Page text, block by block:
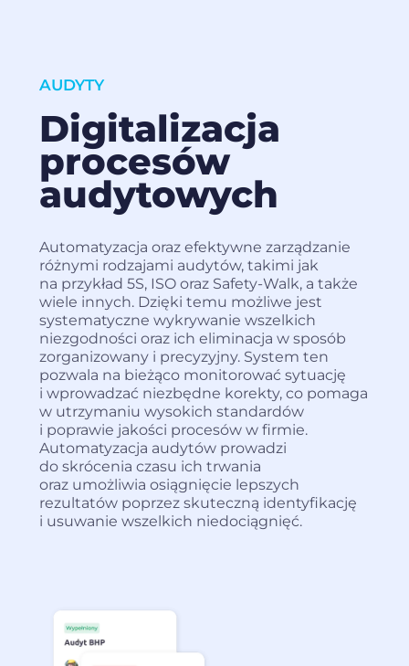
AUDYTY
Digitalizacja
procesów
audytowych
Automatyzacja oraz efektywne zarządzanie
różnymi rodzajami audytów, takimi jak
na przykład 5S, ISO oraz Safety-Walk, a także
wiele innych. Dzięki temu możliwe jest
systematyczne wykrywanie wszelkich
niezgodności oraz ich eliminacja w sposób
zorganizowany i precyzyjny. System ten
pozwala na bieżąco monitorować sytuację
i wprowadzać niezbędne korekty, co pomaga
w utrzymaniu wysokich standardów
i poprawie jakości procesów w firmie.
Automatyzacja audytów prowadzi
do skrócenia czasu ich trwania
oraz umożliwia osiągnięcie lepszych
rezultatów poprzez skuteczną identyfikację
i usuwanie wszelkich niedociągnięć.